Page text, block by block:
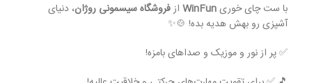
با ست چای خوری
ازفروشگاه سیسمونی روژان، دنیای
آشپزی رو بهش هدیه بده! 🍲✨
✅ پر از نور و موزیک و صداهای بامزه!